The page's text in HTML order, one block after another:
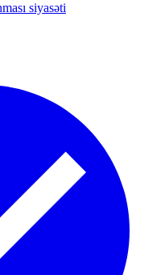
siyasəti